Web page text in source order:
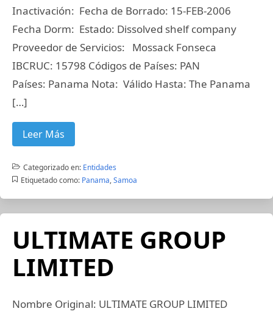
Inactivación: Fecha de Borrado: 15-FEB-2006
Fecha Dorm: Estado: Dissolved shelf company
Proveedor de Servicios: Mossack Fonseca
IBCRUC: 15798 Códigos de Países: PAN
Países: Panama Nota: Válido Hasta: The Panama
[…]
Leer Más
Categorizado en: Entidades
Etiquetado como: Panama,Samoa
ULTIMATE GROUP
LIMITED
Nombre Original: ULTIMATE GROUP LIMITED